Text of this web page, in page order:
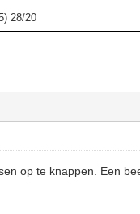
28/20
op te knappen. Een